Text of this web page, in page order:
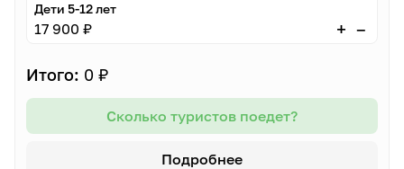
Дети 5-12 лет
17 900 ₽ + –
Итого: 0 ₽
Сколько туристов поедет?
Подробнее